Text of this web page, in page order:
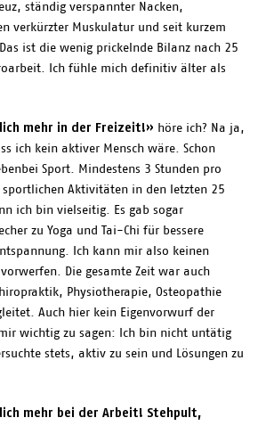
ständig verspannter Nacken,
verkürzter Muskulatur und seit kurzem
ist die wenig prickelnde Bilanz nach 25
Ich fühle mich definitiv älter als
mehr in der Freizeit!» höre ich? Na ja,
ich kein aktiver Mensch wäre. Schon
Sport. Mindestens 3 Stunden pro
sportlichen Aktivitäten in den letzten 25
ich bin vielseitig. Es gab sogar
zu Yoga und Tai-Chi für bessere
Ich kann mir also keinen
Die gesamte Zeit war auch
Physiotherapie, Osteopathie
Auch hier kein Eigenvorwurf der
wichtig zu sagen: Ich bin nicht untätig
stets, aktiv zu sein und Lösungen zu
mehr bei der Arbeit! Stehpult,